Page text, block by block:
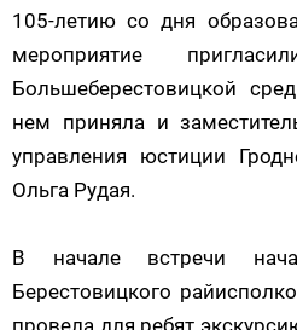
105-летию со дня
мероприятие
Большеберестовицкой
нем приняла и
управления юстиции
Ольга Рудая.
В начале встречи
Берестовицкого
провела для ребят